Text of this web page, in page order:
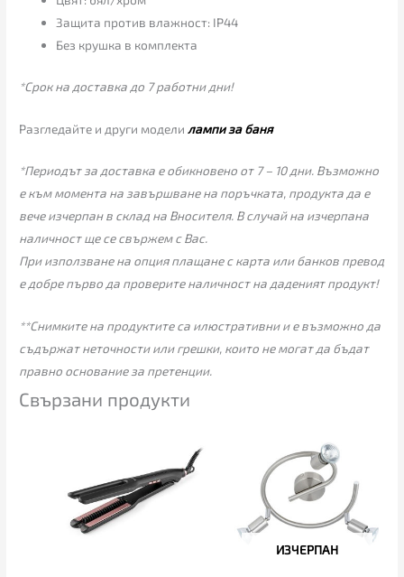
Защита против влажност: IP44
Без крушка в комплекта
*Срок на доставка до 7 работни дни!
Разгледайте и други моделилампи за баня
*Периодът за доставка е обикновено от 7 – 10 дни. Възможно
е към момента на завършване на поръчката, продукта да е
вече изчерпан в склад на Вносителя. В случай на изчерпана
наличност ще се свържем с Вас.
При използване на опция плащане с карта или банков превод
е добре първо да проверите наличност на даденият продукт!
**Снимките на продуктите са илюстративни и е възможно да
съдържат неточности или грешки, които не могат да бъдат
правно основание за претенции.
Свързани продукти
ИЗЧЕРПАН